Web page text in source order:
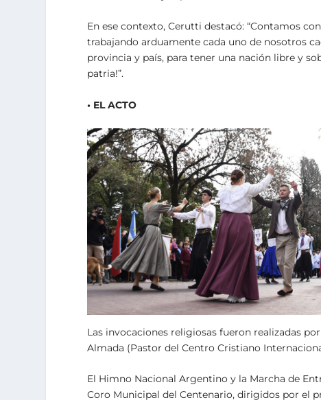
En ese contexto, Cerutti destacó: “Contamos
trabajando arduamente cada uno de nosotros
provincia y país, para tener una nación libre y
patria!”.
• EL ACTO
Las invocaciones religiosas fueron realizadas
Almada (Pastor del Centro Cristiano
El Himno Nacional Argentino y la Marcha de
Coro Municipal del Centenario, dirigidos por el